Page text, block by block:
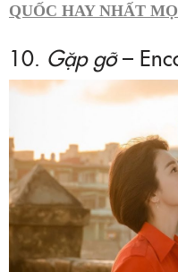
QUỐC HAY NHẤT
10. Gặp gỡ–